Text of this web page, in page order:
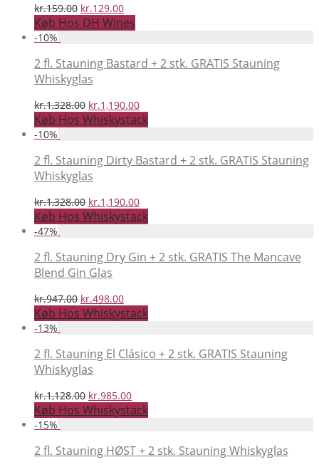
kr.159.00 Den
oprindelige
pris
kr.159.00.
kr.129.00Den
aktuelle
pris
kr.129.00.
Køb Hos DH Wines
-10%
2 fl. Stauning Bastard + 2 stk. GRATIS Stauning
Whiskyglas
kr.1,328.00 Den
oprindelige
pris
kr.1,328.00.
kr.1,190.00Den
aktuelle
pris
kr.1,190.00.
Køb Hos Whiskystack
-10%
2 fl. Stauning Dirty Bastard + 2 stk. GRATIS Stauning
Whiskyglas
kr.1,328.00 Den
oprindelige
pris
kr.1,328.00.
kr.1,190.00Den
aktuelle
pris
kr.1,190.00.
Køb Hos Whiskystack
-47%
2 fl. Stauning Dry Gin + 2 stk. GRATIS The Mancave
Blend Gin Glas
kr.947.00 Den
oprindelige
pris
kr.947.00.
kr.498.00Den
aktuelle
pris
kr.498.00.
Køb Hos Whiskystack
-13%
2 fl. Stauning El Clásico + 2 stk. GRATIS Stauning
Whiskyglas
kr.1,128.00 Den
oprindelige
pris
kr.1,128.00.
kr.985.00Den
aktuelle
pris
kr.985.00.
Køb Hos Whiskystack
-15%
2 fl. Stauning HØST + 2 stk. Stauning Whiskyglas